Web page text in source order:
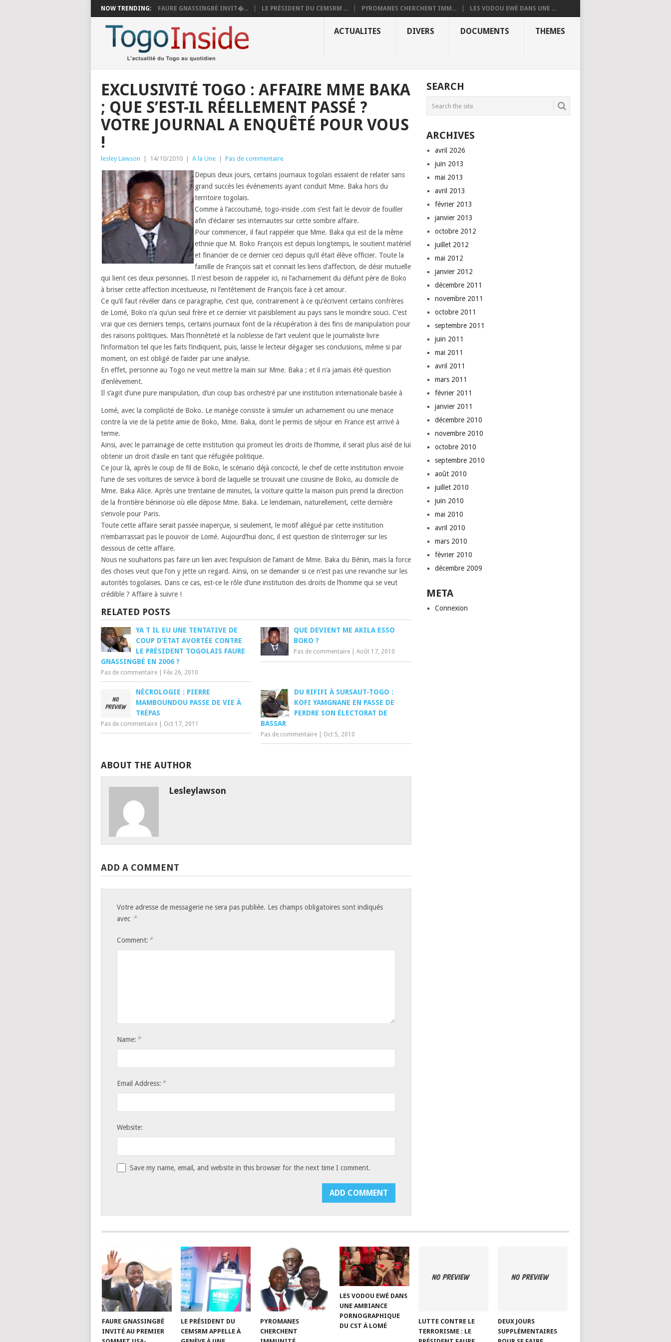
NOW TRENDING: FAURE GNASSINGBÉ INVIT�... LE PRÉSIDENT DU CEMSRM ... PYROMANES CHERCHENT IMM... LES VODOU EWÉ DANS UNE ...
ACTUALITES DIVERS DOCUMENTS THEMES
EXCLUSIVITÉ TOGO : AFFAIRE MME BAKA
; QUE S’EST-IL RÉELLEMENT PASSÉ ?
VOTRE JOURNAL A ENQUÊTÉ POUR VOUS
!
lesley Lawson 14/10/2010 A la Une Pas de commentaire
Depuis deux jours, certains journaux togolais essaient de relater sans
grand succès les événements ayant conduit Mme. Baka hors du
territoire togolais.
Comme à l’accoutumé, togo-inside .com s’est fait le devoir de fouiller
afin d’éclairer ses internautes sur cette sombre affaire.
Pour commencer, il faut rappeler que Mme. Baka qui est de la même
ethnie que M. Boko François est depuis longtemps, le soutient matériel
et financier de ce dernier ceci depuis qu’il était élève officier. Toute la
famille de François sait et connait les liens d’affection, de désir mutuelle
qui lient ces deux personnes. Il n’est besoin de rappeler ici, ni l’acharnement du défunt père de Boko
à briser cette affection incestueuse, ni l’entêtement de François face à cet amour.
Ce qu’il faut révéler dans ce paragraphe, c’est que, contrairement à ce qu’écrivent certains confrères
de Lomé, Boko n’a qu’un seul frère et ce dernier vit paisiblement au pays sans le moindre souci. C’est
vrai que ces derniers temps, certains journaux font de la récupération à des fins de manipulation pour
des raisons politiques. Mais l’honnêteté et la noblesse de l’art veulent que le journaliste livre
l’information tel que les faits l’indiquent, puis, laisse le lecteur dégager ses conclusions, même si par
moment, on est obligé de l’aider par une analyse.
En effet, personne au Togo ne veut mettre la main sur Mme. Baka ; et il n’a jamais été question
d’enlèvement.
Il s’agit d’une pure manipulation, d’un coup bas orchestré par une institution internationale basée à
Lomé, avec la complicité de Boko. Le manège consiste à simuler un acharnement ou une menace
contre la vie de la petite amie de Boko, Mme. Baka, dont le permis de séjour en France est arrivé à
terme.
Ainsi, avec le parrainage de cette institution qui promeut les droits de l’homme, il serait plus aisé de lui
obtenir un droit d’asile en tant que réfugiée politique.
Ce jour là, après le coup de fil de Boko, le scénario déjà concocté, le chef de cette institution envoie
l’une de ses voitures de service à bord de laquelle se trouvait une cousine de Boko, au domicile de
Mme. Baka Alice. Après une trentaine de minutes, la voiture quitte la maison puis prend la direction
de la frontière béninoise où elle dépose Mme. Baka. Le lendemain, naturellement, cette dernière
s’envole pour Paris.
Toute cette affaire serait passée inaperçue, si seulement, le motif allégué par cette institution
n’embarrassait pas le pouvoir de Lomé. Aujourd’hui donc, il est question de s’interroger sur les
dessous de cette affaire.
Nous ne souhaitons pas faire un lien avec l’expulsion de l’amant de Mme. Baka du Bénin, mais la force
des choses veut que l’on y jette un regard. Ainsi, on se demander si ce n’est pas une revanche sur les
autorités togolaises. Dans ce cas, est-ce le rôle d’une institution des droits de l’homme qui se veut
crédible ? Affaire à suivre !
RELATED POSTS
YA T IL EU UNE TENTATIVE DE
COUP D’ÉTAT AVORTÉE CONTRE
LE PRÉSIDENT TOGOLAIS FAURE
GNASSINGBÉ EN 2006 ?
Pas de commentaire Fév 26, 2010
QUE DEVIENT ME AKILA ESSO
BOKO ?
Pas de commentaire |Août 17, 2010
NÉCROLOGIE : PIERRE
MAMBOUNDOU PASSE DE VIE À
TRÉPAS
Pas de commentaire Oct 17, 2011
DU RIFIFI À SURSAUT-TOGO :
KOFI YAMGNANE EN PASSE DE
PERDRE SON ÉLECTORAT DE
BASSAR
Pas de commentaire Oct 5, 2010
ABOUT THE AUTHOR
Lesleylawson
ADD A COMMENT
Votre adresse de messagerie ne sera pas publiée. Les champs obligatoires sont indiqués
avec *
Comment: *
Name: *
Email Address: *
Website:
Save my name, email, and website in this browser for the next time I comment.
SEARCH
ARCHIVES
avril 2026
juin 2013
mai 2013
avril 2013
février 2013
janvier 2013
octobre 2012
juillet 2012
mai 2012
janvier 2012
décembre 2011
novembre 2011
octobre 2011
septembre 2011
juin 2011
mai 2011
avril 2011
mars 2011
février 2011
janvier 2011
décembre 2010
novembre 2010
octobre 2010
septembre 2010
août 2010
juillet 2010
juin 2010
mai 2010
avril 2010
mars 2010
février 2010
décembre 2009
META
Connexion
FAURE GNASSINGBÉ
INVITÉ AU PREMIER
LE PRÉSIDENT DU
CEMSRM APPELLE À
PYROMANES
CHERCHENT
LES VODOU EWÉ DANS
UNE AMBIANCE
PORNOGRAPHIQUE
DU CST À LOMÉ
LUTTE CONTRE LE
TERRORISME : LE
DEUX JOURS
SUPPLÉMENTAIRES